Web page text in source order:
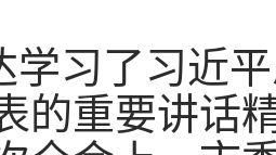
学习了习近
的重要讲话